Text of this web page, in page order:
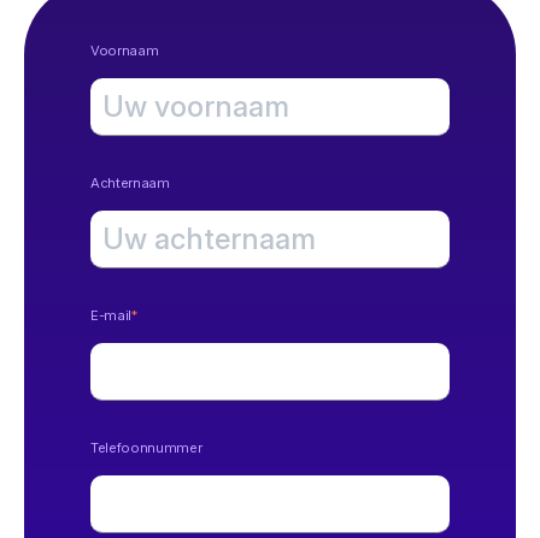
Voornaam
Achternaam
E-mail*
Telefoonnummer